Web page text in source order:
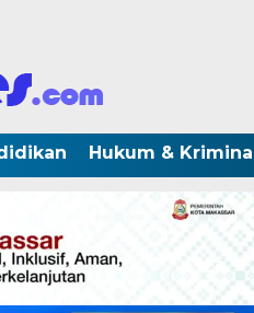
Hukum &